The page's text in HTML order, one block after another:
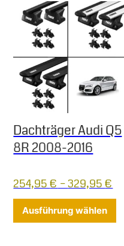
Dachträger Audi Q5
8R 2008-2016
254,95€ –329,95€
Ausführung wählen